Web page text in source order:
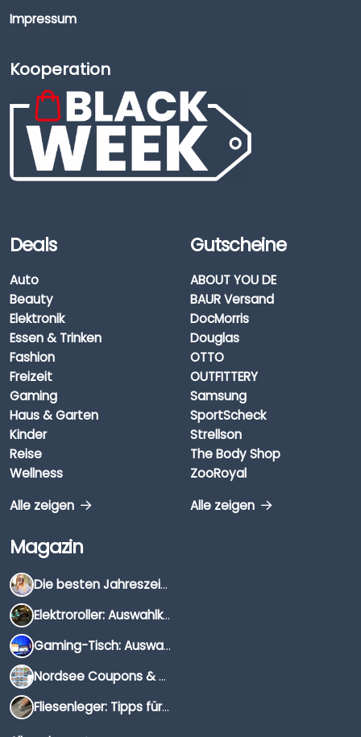
Impressum
Kooperation
Deals
Auto
Beauty
Elektronik
Essen & Trinken
Fashion
Freizeit
Gaming
Haus & Garten
Kinder
Reise
Wellness
Alle zeigen
Gutscheine
ABOUT YOU DE
BAUR Versand
DocMorris
Douglas
OTTO
OUTFITTERY
Samsung
SportScheck
Strellson
The Body Shop
ZooRoyal
Alle zeigen
Magazin
Die besten Jahreszeiten für Schnäppchenjäger
Elektroroller: Auswahlkriterien, Unterschiede & Tipps
Gaming-Tisch: Auswahlkriterien, Unterschiede & Tipps
Nordsee Coupons & Gutscheine 2026
Fliesenleger: Tipps für die Auswahl